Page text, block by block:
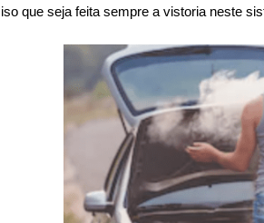
que seja feita sempre a vistoria neste